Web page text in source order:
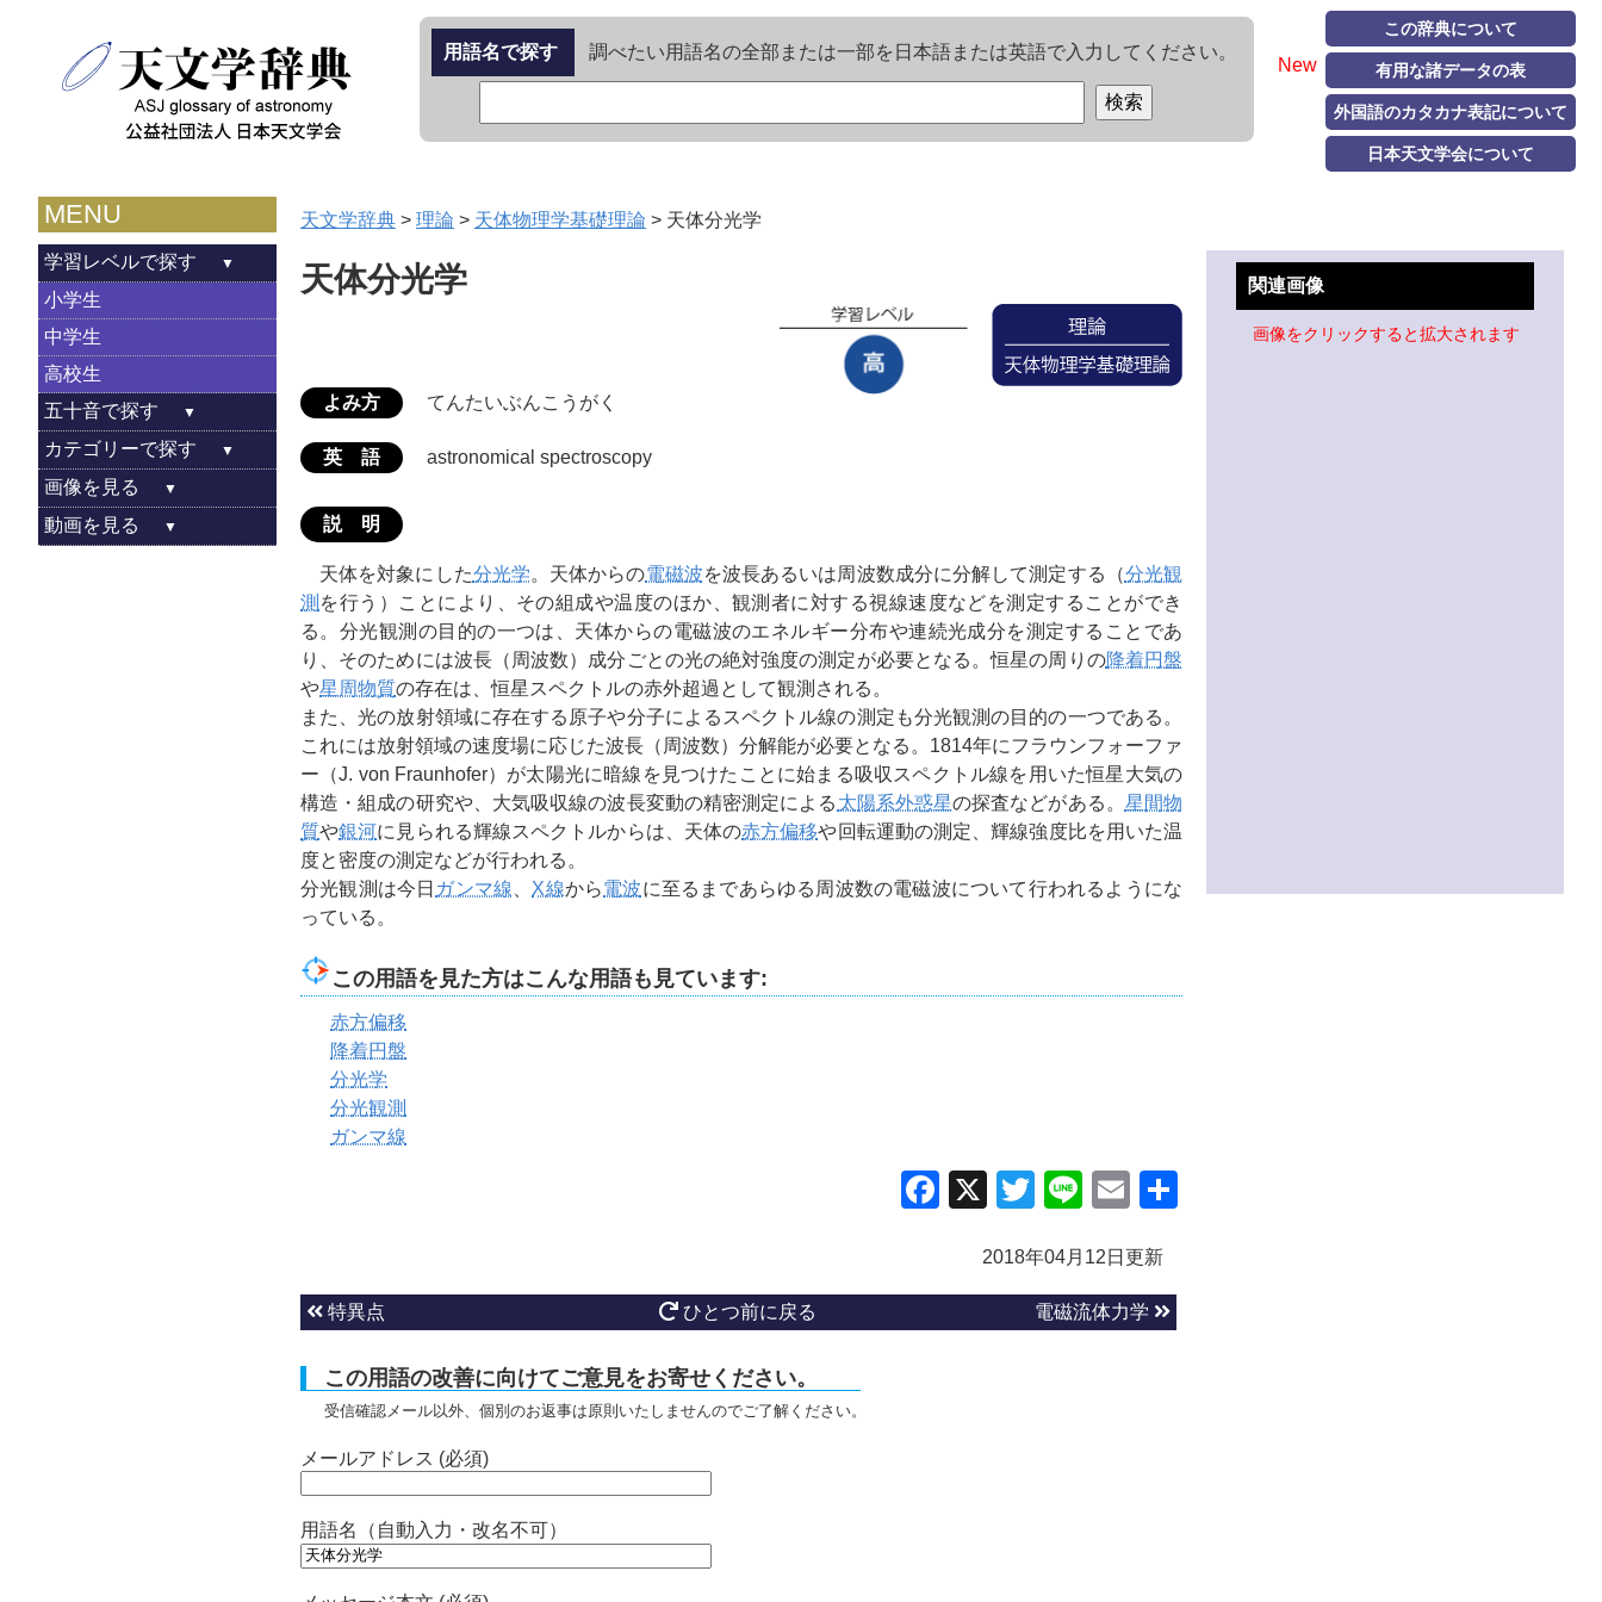
New
この辞典について
有用な諸データの表
外国語のカタカナ表記について
日本天文学会について
用語名で探す 調べたい用語名の全部または一部を日本語または英語で入力してください。
MENU
学習レベルで探す
小学生
中学生
高校生
五十音で探す
カテゴリーで探す
画像を見る
動画を見る
天文学辞典 > 理論 > 天体物理学基礎理論 > 天体分光学
天体分光学
よみ方 てんたいぶんこうがく
英 語 astronomical spectroscopy
説 明
天体を対象にした分光学。天体からの電磁波を波長あるいは周波数成分に分解して測定する（分光観
測 を行う）ことにより、その組成や温度のほか、観測者に対する視線速度などを測定することができ
る。分光観測の目的の一つは、天体からの電磁波のエネルギー分布や連続光成分を測定することであ
り、そのためには波長（周波数）成分ごとの光の絶対強度の測定が必要となる。恒星の周りの降着円盤
や星周物質の存在は、恒星スペクトルの赤外超過として観測される。
また、光の放射領域に存在する原子や分子によるスペクトル線の測定も分光観測の目的の一つである。
これには放射領域の速度場に応じた波長（周波数）分解能が必要となる。1814年にフラウンフォーファ
ー（J. von Fraunhofer）が太陽光に暗線を見つけたことに始まる吸収スペクトル線を用いた恒星大気の
構造・組成の研究や、大気吸収線の波長変動の精密測定による 太陽系外惑星の探査などがある。 星間物
質や銀河に見られる輝線スペクトルからは、天体の赤方偏移や回転運動の測定、輝線強度比を用いた温
度と密度の測定などが行われる。
分光観測は今日 ガンマ線 X線から電波に至るまであらゆる周波数の電磁波について行われるようにな
っている。
この用語を見た方はこんな用語も見ています:
赤方偏移
降着円盤
分光学
分光観測
ガンマ線
Facebook
X TwitterLineEmail
2018年04月12日更新
特異点 ひとつ前に戻る 電磁流体力学
この用語の改善に向けてご意見をお寄せください。
受信確認メール以外、個別のお返事は原則いたしませんのでご了解ください。
メールアドレス (必須)
用語名（自動入力・改名不可）
関連画像
画像をクリックすると拡大されます